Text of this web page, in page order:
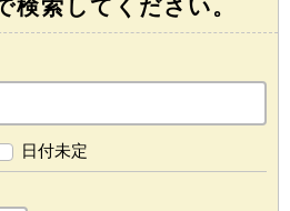
日付未定